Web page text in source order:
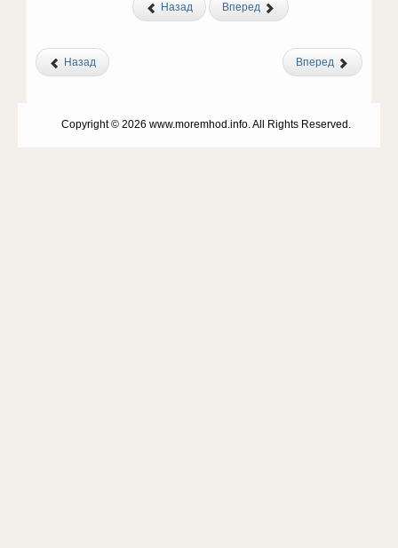
Назад Вперед
Назад Вперед
Copyright © 2026 www.moremhod.info. All Rights Reserved.